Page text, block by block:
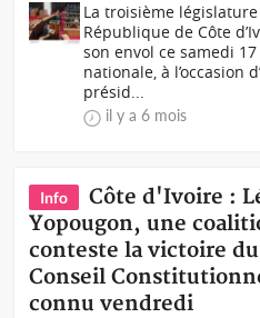
La troisième
République de Côte
son envol ce samedi
nationale, à l’occasion
présid...
il y a 6 mois
Info
Côte d'Ivoire :
Yopougon, une
conteste la victoire
Conseil
connu vendredi